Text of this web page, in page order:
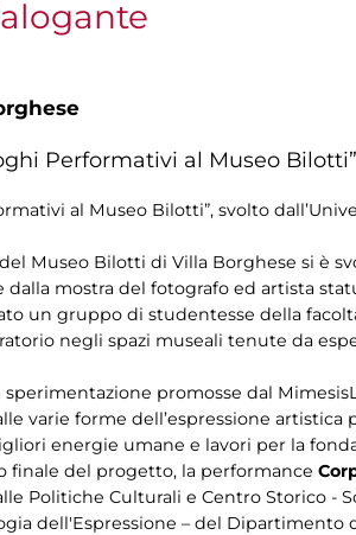
Performativi al Museo Bilotti”
al Museo Bilotti”, svolto
Museo Bilotti di Villa Borghese si è
dalla mostra del fotografo ed artista
un gruppo di studentesse della
negli spazi museali tenute da
promosse dal
varie forme dell’espressione
energie umane e lavori per la
finale del progetto, la performance
Politiche Culturali e Centro Storico -
dell'Espressione – del